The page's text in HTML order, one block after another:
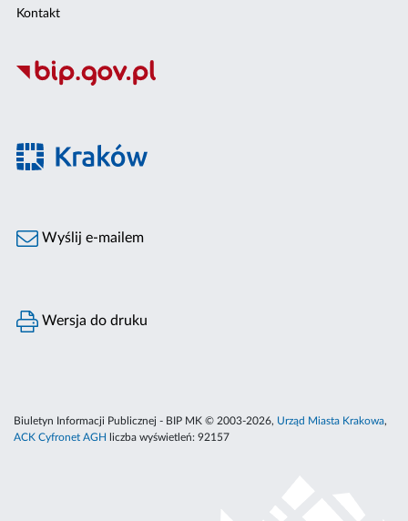
Kontakt
Wyślij e-mailem
Wersja do druku
Biuletyn Informacji Publicznej - BIP MK © 2003-2026, Urząd Miasta Krakowa,
ACK Cyfronet AGH
liczba wyświetleń: 92157